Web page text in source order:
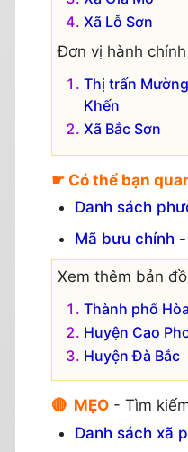
Xã Lỗ Sơn
Đơn vị hành
Thị trấn Mường
Khến
Xã Bắc Sơn
☛ Có thể bạn
Danh sách
Mã bưu chính
Xem thêm bản đồ
Thành phố
Huyện Cao
Huyện Đà Bắc
🔴 MẸO - Tìm
Danh sách xã